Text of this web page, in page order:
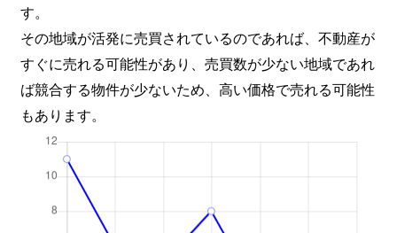
す。
その地域が活発に売買されているのであれば、不動産が
すぐに売れる可能性があり、売買数が少ない地域であれ
ば競合する物件が少ないため、高い価格で売れる可能性
もあります。